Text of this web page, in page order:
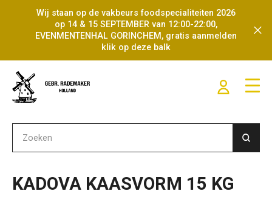
Wij staan op de vakbeurs foodspecialiteiten 2026
op 14 & 15 SEPTEMBER van 12:00-22:00,
EVENMENTENHAL GORINCHEM, gratis aanmelden
klik op deze balk
KADOVA KAASVORM 15 KG